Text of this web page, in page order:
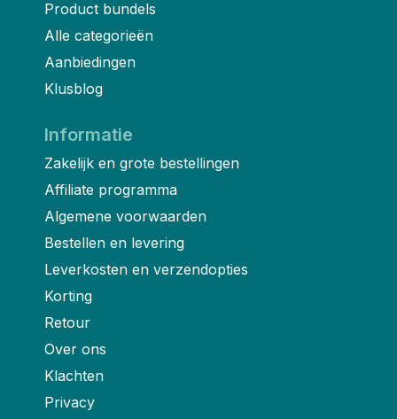
Product bundels
Alle categorieën
Aanbiedingen
Klusblog
Informatie
Zakelijk en grote bestellingen
Affiliate programma
Algemene voorwaarden
Bestellen en levering
Leverkosten en verzendopties
Korting
Retour
Over ons
Klachten
Privacy